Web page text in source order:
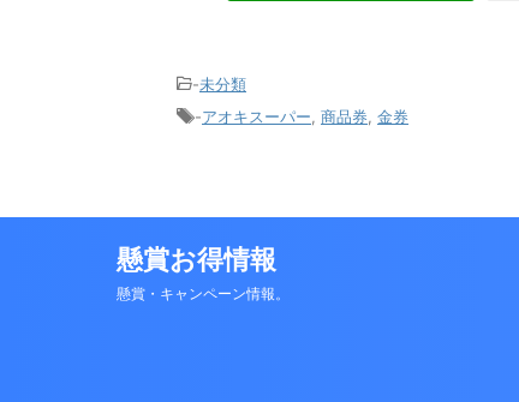
-未分類
-アオキスーパー 商品券 金券
懸賞お得情報
懸賞・キャンペーン情報。